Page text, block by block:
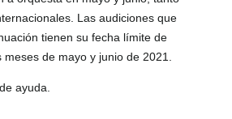
Las audiciones que
tienen su fecha límite de
meses de mayo y junio de 2021.
ayuda.